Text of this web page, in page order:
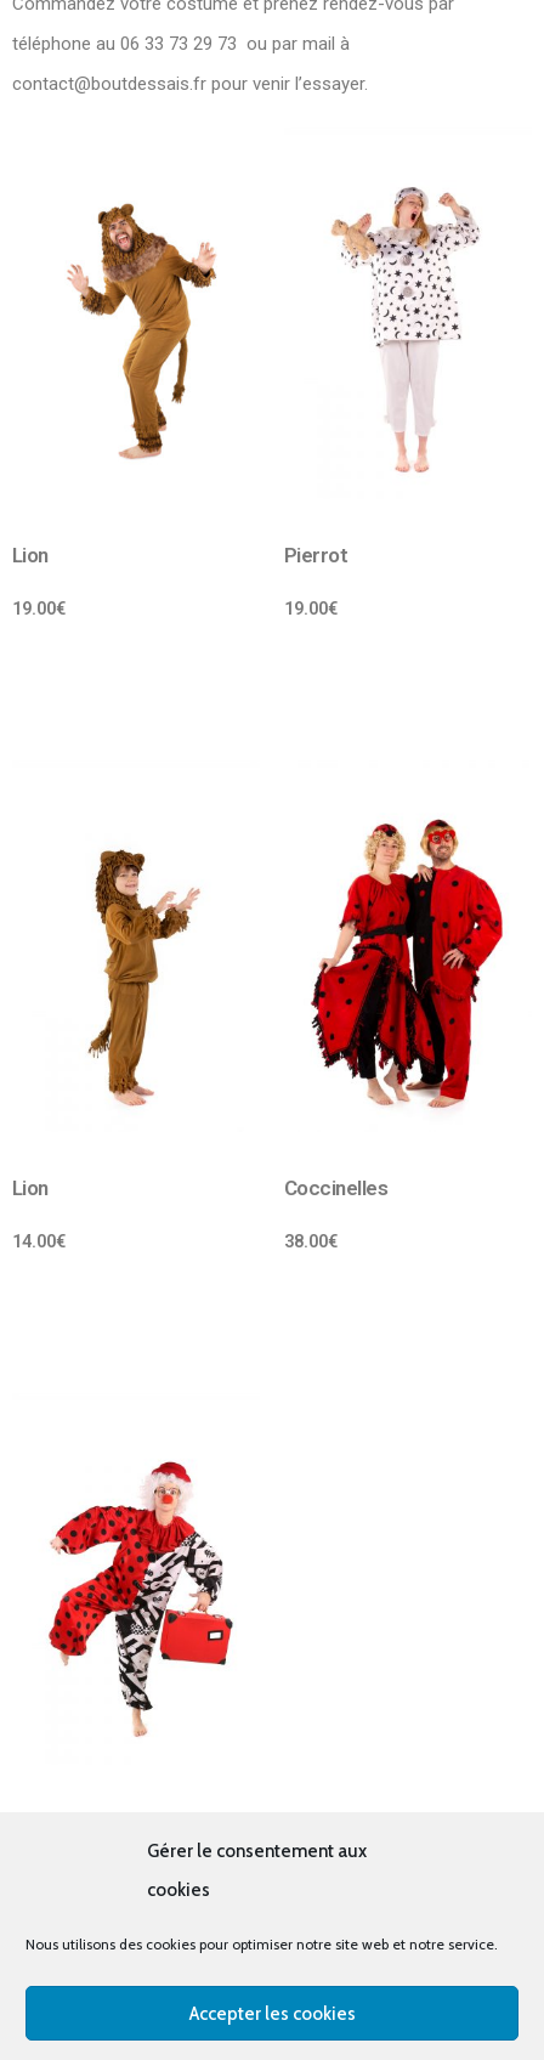
Gérer le consentement aux
cookies
Nous utilisons des cookies pour optimiser notre site web et notre service.
Accepter les cookies
téléphone au 06 33 73 29 73 ou par mail à
contact@boutdessais.fr pour venir l’essayer.
Lion
19.00€
Pierrot
19.00€
Lion
14.00€
Coccinelles
38.00€
© tous droits réservés - La cabine à costumes x Bout